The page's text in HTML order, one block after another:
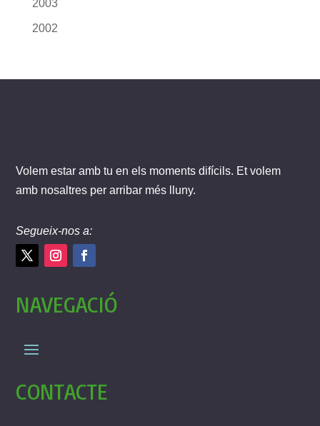
2003
2002
Volem estar amb tu en els moments difícils. Et volem
amb nosaltres per arribar més lluny.
Segueix-nos a:
NAVEGACIÓ
CONTACTE